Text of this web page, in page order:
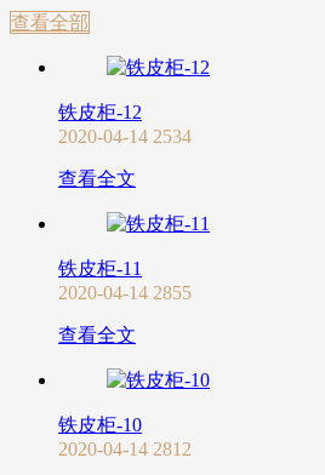
查看全部
铁皮柜-12
2020-04-14 2534
查看全文
铁皮柜-11
2020-04-14 2855
查看全文
铁皮柜-10
2020-04-14 2812